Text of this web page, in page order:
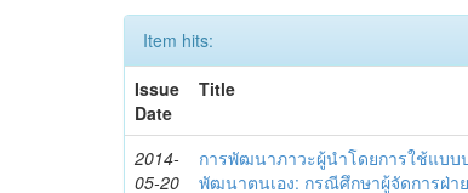
Item hits:
Issue
Date
Title
2014-
05-20
การพัฒนาภาวะผู้นำโดยการใช้แบบ
พัฒนาตนเอง: กรณีศึกษาผู้จัดการฝ่